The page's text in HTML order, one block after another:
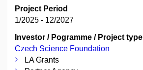
Project Period
1/2025 - 12/2027
Investor / Pogramme / Project type
Czech Science Foundation
LA Grants